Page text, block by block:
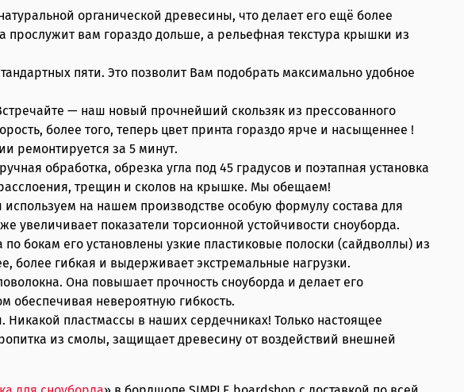
органической древесины, что делает его ещё более
вам гораздо дольше, а рельефная текстура крышки из
пяти. Это позволит Вам подобрать максимально удобное
— наш новый прочнейший скользяк из прессованного
более того, теперь цвет принта гораздо ярче и насыщеннее !
ремонтируется за 5 минут.
обработка, обрезка угла под 45 градусов и поэтапная установка
трещин и сколов на крышке. Мы обещаем!
на нашем производстве особую формулу состава для
увеличивает показатели торсионной устойчивости сноуборда.
бокам его установлены узкие пластиковые полоски (сайдволлы) из
более гибкая и выдерживает экстремальные нагрузки.
Она повышает прочность сноуборда и делает его
невероятную гибкость.
пластмассы в наших сердечниках! Только настоящее
из смолы, защищает древесину от воздействий внешней